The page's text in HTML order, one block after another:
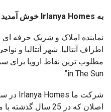
به Irlanya Homes خوش آمدید
نماینده املاک و شریک حرفه ای
اطراف آنتالیا. شهر آنتالیا و
in The Sun”.
اصلان که در 25